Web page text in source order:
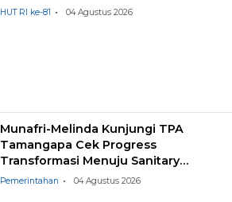
HUT RI ke-81 04 Agustus 2026
Munafri-Melinda Kunjungi TPA
Tamangapa Cek Progress
Transformasi Menuju Sanitary
Landfill
Pemerintahan 04 Agustus 2026